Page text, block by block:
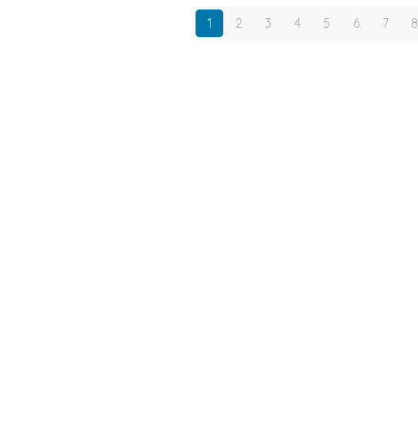
1 2 3 4 5 6 7 8